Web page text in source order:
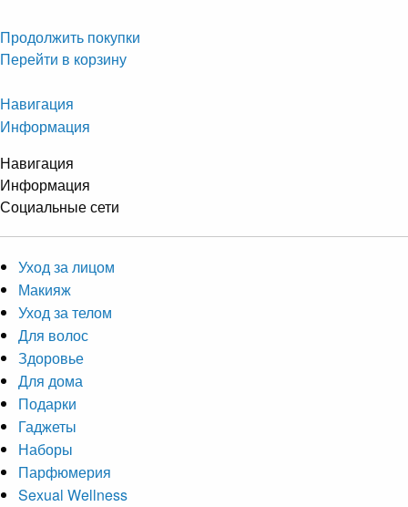
Продолжить покупки
Перейти в корзину
Навигация
Информация
Навигация
Информация
Социальные сети
Уход за лицом
Макияж
Уход за телом
Для волос
Здоровье
Для дома
Подарки
Гаджеты
Наборы
Парфюмерия
Sexual Wellness